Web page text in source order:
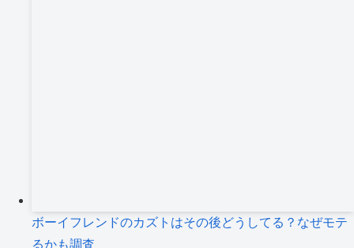
ボーイフレンドのカズトはその後どうしてる？なぜモテ
るかも調査